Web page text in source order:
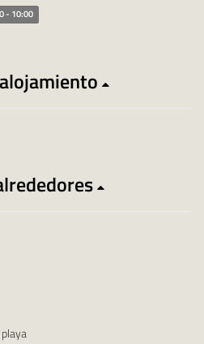
- 10:00